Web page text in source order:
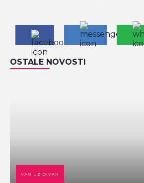
OSTALE NOVOSTI
VAN UZ DIVAN